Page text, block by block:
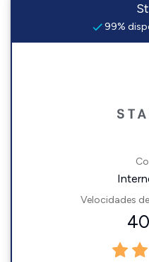
99%
Velocidades